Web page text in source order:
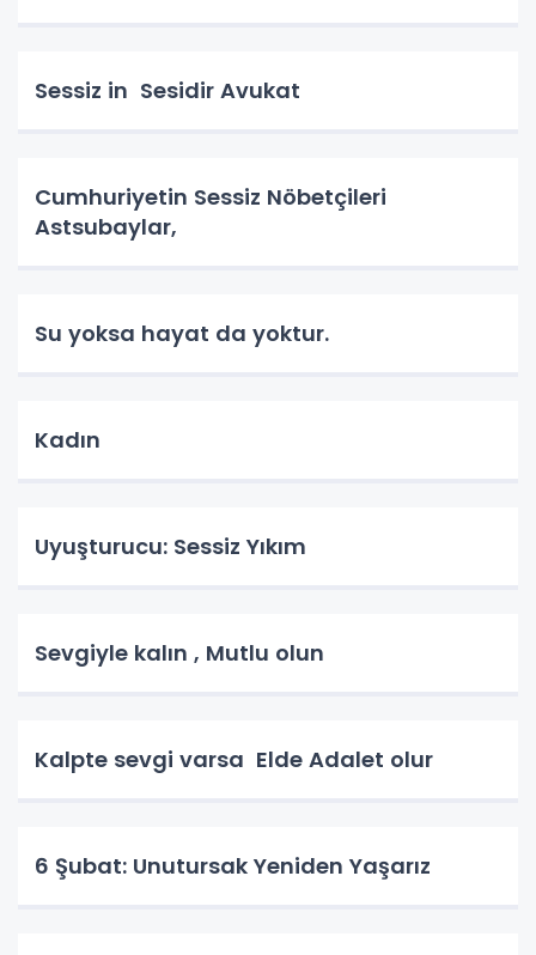
Sessiz in Sesidir Avukat
Cumhuriyetin Sessiz Nöbetçileri
Astsubaylar,
Su yoksa hayat da yoktur.
Kadın
Uyuşturucu: Sessiz Yıkım
Sevgiyle kalın , Mutlu olun
Kalpte sevgi varsa Elde Adalet olur
6 Şubat: Unutursak Yeniden Yaşarız